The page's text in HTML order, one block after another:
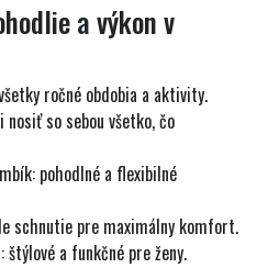
a výkon v
ročné obdobia a aktivity.
nosiť so sebou všetko, čo
: pohodlné a flexibilné
schnutie pre maximálny komfort.
štýlové a funkčné pre ženy.